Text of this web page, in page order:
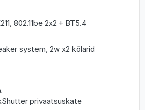
802.11be 2x2 + BT5.4
system, 2w x2 kõlarid
privaatsuskate